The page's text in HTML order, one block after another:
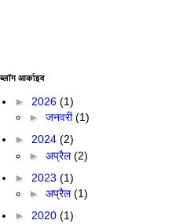
ब्लॉग आर्काइव
► 2026 (1)
► जनवरी(1)
► 2024 (2)
► अप्रैल(2)
► 2023 (1)
► अप्रैल(1)
► 2020 (1)